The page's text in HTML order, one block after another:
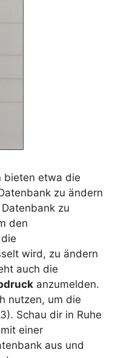
bieten etwa die
zu ändern
zu
den
wird, zu ändern
auch die
anzumelden.
nutzen, um die
Schau dir in Ruhe
einer
aus und